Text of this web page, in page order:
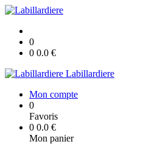
0
0 0.0 €
Labillardiere
Mon compte
0
Favoris
0 0.0 €
Mon panier